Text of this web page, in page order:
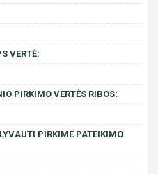
VERTĖ:
PIRKIMO VERTĖS RIBOS:
PIRKIME PATEIKIMO